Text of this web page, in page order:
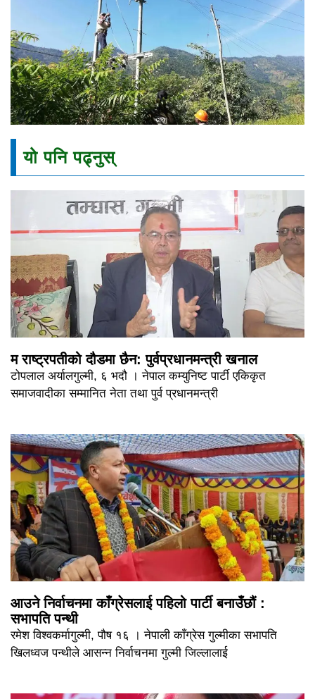
यो पनि पढ्नुस्
म राष्ट्रपतीको दौडमा छैन: पुर्वप्रधानमन्त्री खनाल
टोपलाल अर्यालगुल्मी, ६ भदौ । नेपाल कम्युनिष्ट पार्टी एकिकृत
समाजवादीका सम्मानित नेता तथा पुर्व प्रधानमन्त्री
आउने निर्वाचनमा काँग्रेसलाई पहिलो पार्टी बनाउँछौं :
सभापति पन्थी
रमेश विश्वकर्मागुल्मी, पौष १६ । नेपाली काँग्रेस गुल्मीका सभापति
खिलध्वज पन्थीले आसन्न निर्वाचनमा गुल्मी जिल्लालाई